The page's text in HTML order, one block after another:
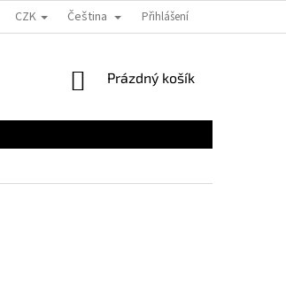
CZK Čeština Přihlášení
NÁKUPNÍ
Prázdný košík